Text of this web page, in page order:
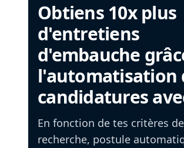
Obtiens 10x plus
d'entretiens
d'embauche
l'automatisation
candidatures
En fonction de tes critères de
recherche, postule